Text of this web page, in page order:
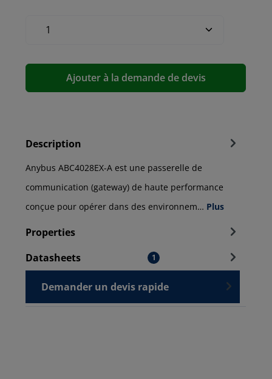
Ajouter à la demande de devis
Description
Anybus ABC4028EX-A est une passerelle de
communication (gateway) de haute performance
conçue pour opérer dans des environnem… Plus
Properties
Datasheets
1
Demander un devis rapide